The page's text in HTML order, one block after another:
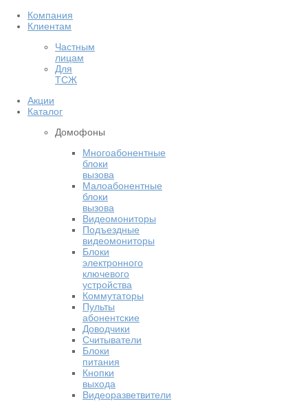
Компания
Клиентам
Частным
лицам
Для
ТСЖ
Акции
Каталог
Домофоны
Многоабонентные
блоки
вызова
Малоабонентные
блоки
вызова
Видеомониторы
Подъездные
видеомониторы
Блоки
электронного
ключевого
устройства
Коммутаторы
Пульты
абонентские
Доводчики
Считыватели
Блоки
питания
Кнопки
выхода
Видеоразветвители